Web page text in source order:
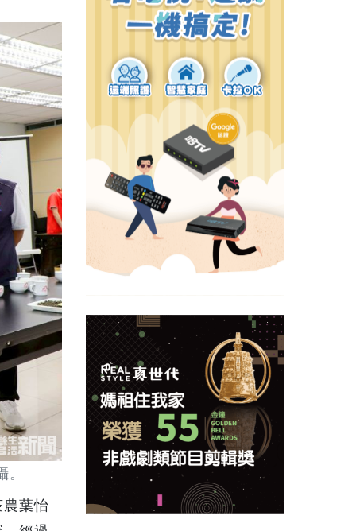
葉怡